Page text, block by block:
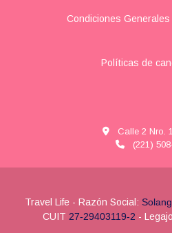
Condiciones
Políticas de
Calle 2 Nro.
(221)
Travel Life - Razón Social:
CUIT 27-29403119-2 -